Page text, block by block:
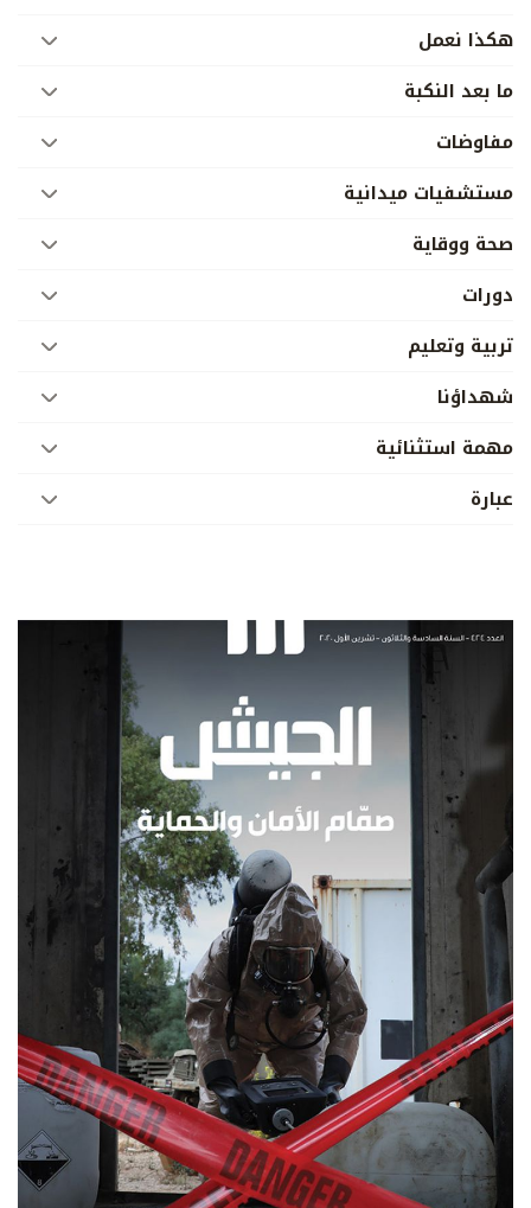
هكذا نعمل
ما بعد النكبة
مفاوضات
مستشفيات ميدانية
صحة ووقاية
دورات
تربية وتعليم
شهداؤنا
مهمة استثنائية
عبارة